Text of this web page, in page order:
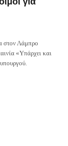
στον Λάμπρο
«Υπάρχει και